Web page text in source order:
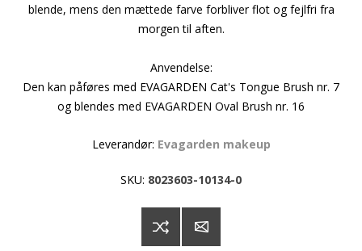
blende, mens den mættede farve forbliver flot og fejlfri fra
morgen til aften.
Anvendelse:
Den kan påføres med EVAGARDEN Cat's Tongue Brush nr. 7
og blendes med EVAGARDEN Oval Brush nr. 16
Leverandør: Evagarden makeup
SKU: 8023603-10134-0